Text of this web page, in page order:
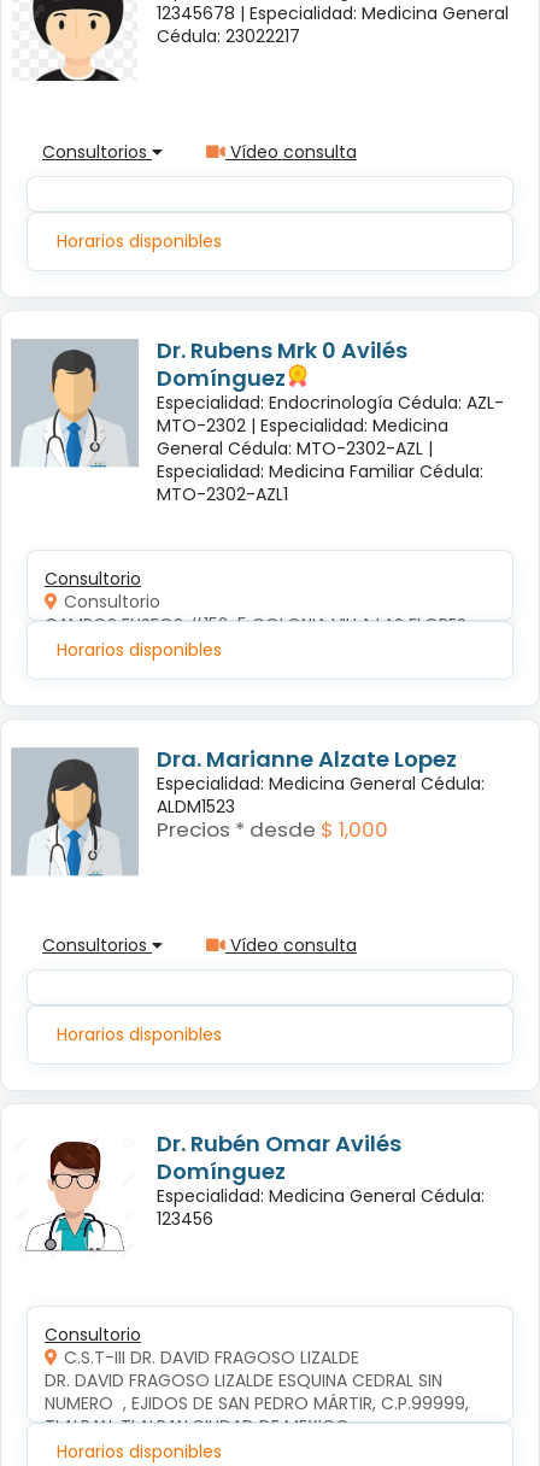
12345678 | Especialidad: Medicina General
Cédula: 23022217
Consultorios Vídeo consulta
Horarios disponibles
Dr. Rubens Mrk 0 Avilés
Domínguez
Especialidad: Endocrinología Cédula: AZL-
MTO-2302 | Especialidad: Medicina
General Cédula: MTO-2302-AZL |
Especialidad: Medicina Familiar Cédula:
MTO-2302-AZL1
Consultorio
Consultorio
CAMPOS ELISEOS #152-5 COLONIA VILLA LAS FLORES
Horarios disponibles
Dra. Marianne Alzate Lopez
Especialidad: Medicina General Cédula:
ALDM1523
Precios * desde $ 1,000
Consultorios Vídeo consulta
Horarios disponibles
Dr. Rubén Omar Avilés
Domínguez
Especialidad: Medicina General Cédula:
123456
Consultorio
C.S.T-III DR. DAVID FRAGOSO LIZALDE
DR. DAVID FRAGOSO LIZALDE ESQUINA CEDRAL SIN
NUMERO  , EJIDOS DE SAN PEDRO MÁRTIR, C.P.99999,
TLALPAN, TLALPAN,CIUDAD DE MEXICO
Horarios disponibles